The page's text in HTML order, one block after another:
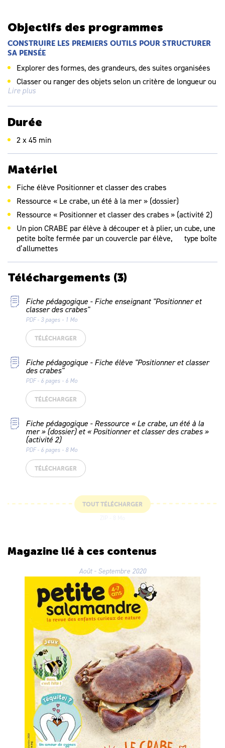
Objectifs des programmes
CONSTRUIRE LES PREMIERS OUTILS POUR STRUCTURER
SA PENSÉE
Explorer des formes, des grandeurs, des suites organisées
Classer ou ranger des objets selon un critère de longueur ou
de masse ou de contenance
Lire plus
Durée
2 x 45 min
Matériel
Fiche élève Positionner et classer des crabes
Ressource « Le crabe, un été à la mer » (dossier)
Ressource « Positionner et classer des crabes » (activité 2)
Un pion CRABE par élève à découper et à plier, un cube, une
petite boîte fermée par un couvercle par élève, type boîte
d’allumettes
Téléchargements (3)
Fiche pédagogique - Fiche enseignant "Positionner et
classer des crabes"
PDF - 3 pages - 1 Mo
TÉLÉCHARGER
Fiche pédagogique - Fiche élève "Positionner et classer
des crabes"
PDF - 6 pages - 6 Mo
TÉLÉCHARGER
Fiche pédagogique - Ressource « Le crabe, un été à la
mer » (dossier) et « Positionner et classer des crabes »
(activité 2)
PDF - 6 pages - 8 Mo
TÉLÉCHARGER
TOUT TÉLÉCHARGER
Magazine lié à ces contenus
Août - Septembre 2020